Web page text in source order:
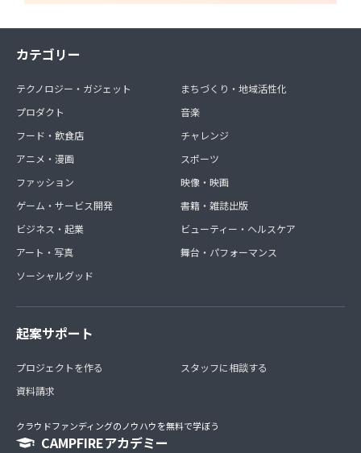
カテゴリー
テクノロジー・ガジェット
プロダクト
フード・飲食店
アニメ・漫画
ファッション
ゲーム・サービス開発
ビジネス・起業
アート・写真
ソーシャルグッド
まちづくり・地域活性化
音楽
チャレンジ
スポーツ
映像・映画
書籍・雑誌出版
ビューティー・ヘルスケア
舞台・パフォーマンス
起案サポート
プロジェクトを作る
資料請求
スタッフに相談する
クラウドファンディングのノウハウを無料で学ぼう
CAMPFIREアカデミー